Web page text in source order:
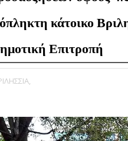
κάτοικο
Επιτροπή